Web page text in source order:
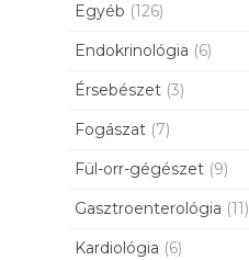
Egyéb (126)
Endokrinológia (6)
Érsebészet (3)
Fogászat (7)
Fül-orr-gégészet (9)
Gasztroenterológia (11)
Kardiológia (6)